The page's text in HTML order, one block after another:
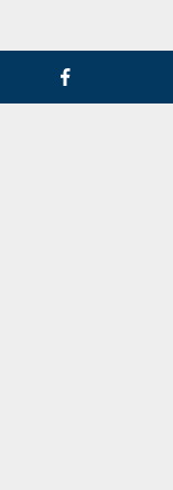
無数の
さ